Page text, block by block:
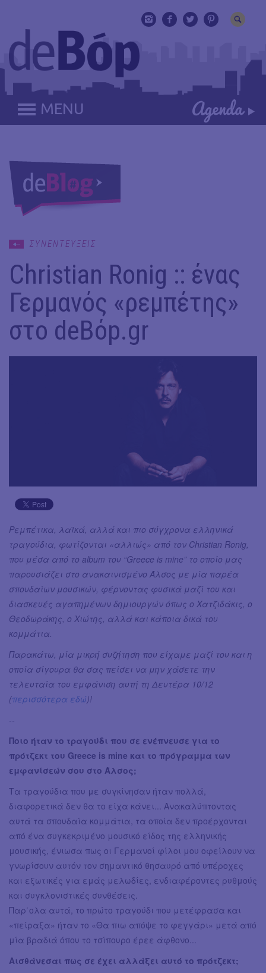
MENU
ΣΥΝΕΝΤΕΥΞΕΙΣ
Christian Ronig :: ένας
Γερμανός «ρεμπέτης»
στο deBόp.gr
Ρεμπέτικα, λαϊκά, αλλά και πιο σύγχρονα ελληνικά
τραγούδια, φωτίζονται «αλλιώς» από τον Christian Ronig,
που μέσα από το album του “Greece is mine” το οποίο μας
παρουσιάζει στο ανακαινισμένο Άλσος με μία παρέα
σπουδαίων μουσικών, φέρνοντας φυσικά μαζί του και
διασκευές αγαπημένων δημιουργών όπως ο Χατζιδάκις, ο
Θεοδωράκης, ο Χιώτης, αλλά και κάποια δικά του
κομμάτια.
Παρακάτω, μία μικρή συζήτηση που είχαμε μαζί του και η
οποία σίγουρα θα σας πείσει να μην χάσετε την
τελευταία του εμφάνιση αυτή τη Δευτέρα 10/12
(περισσότερα εδώ)!
--
Ποιο ήταν το τραγούδι που σε ενέπνευσε για το
πρότζεκτ του Greece is mine και το πρόγραμμα των
εμφανίσεών σου στο Άλσος;
Τα τραγούδια που με συγκίνησαν ήταν πολλά,
διαφορετικά δεν θα το είχα κάνει... Ανακαλύπτοντας
αυτά τα σπουδαία κομμάτια, τα οποία δεν προέρχονται
από ένα συγκεκριμένο μουσικό είδος της ελληνικής
μουσικής, ένιωσα πως οι Γερμανοί φίλοι μου οφείλουν να
γνωρίσουν αυτόν τον σημαντικό θησαυρό από υπέροχες
και εξωτικές για εμάς μελωδίες, ενδιαφέροντες ρυθμούς
και συγκλονιστικές συνθέσεις.
Παρ΄ολα αυτά, το πρώτο τραγούδι που μετέφρασα και
«πείραξα» ήταν το «Θα πιω απόψε το φεγγάρι» μετά από
μία βραδιά όπου το τσίπουρο έρεε άφθονο...
Αισθάνεσαι πως σε έχει αλλάξει αυτό το πρότζεκτ;